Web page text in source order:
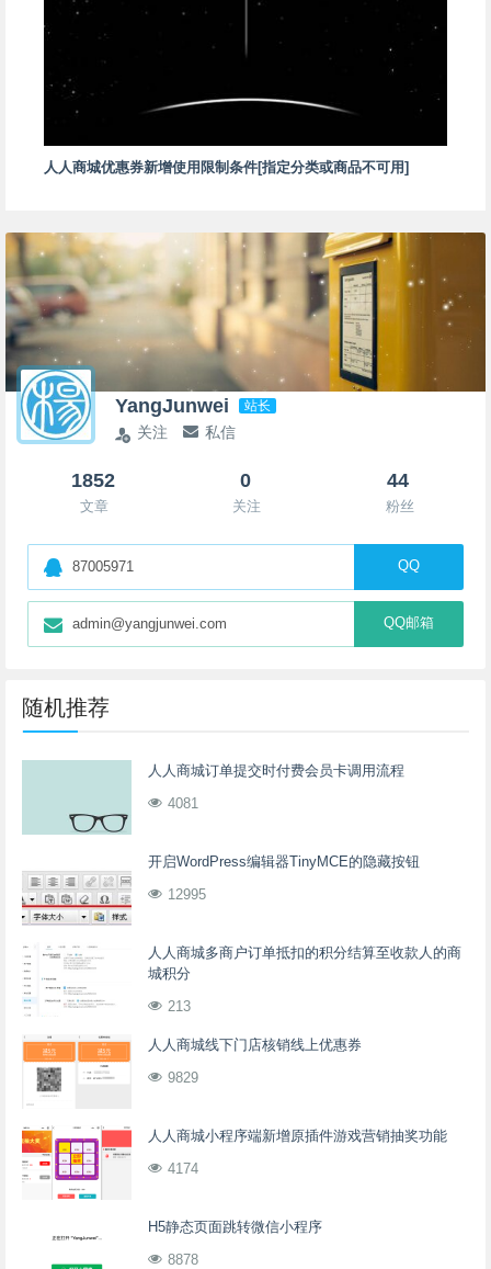
人人商城优惠券新增使用限制条件[指定分类或商品不可用]
YangJunwei 站长
关注 私信
1852
文章
0
关注
44
粉丝
87005971 QQ
admin@yangjunwei.com QQ邮箱
随机推荐
人人商城订单提交时付费会员卡调用流程
4081
开启WordPress编辑器TinyMCE的隐藏按钮
12995
人人商城多商户订单抵扣的积分结算至收款人的商
城积分
213
人人商城线下门店核销线上优惠券
9829
人人商城小程序端新增原插件游戏营销抽奖功能
4174
H5静态页面跳转微信小程序
8878